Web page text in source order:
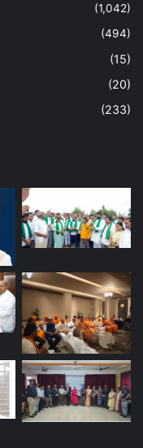
(1,042)
(494)
(15)
(20)
(233)